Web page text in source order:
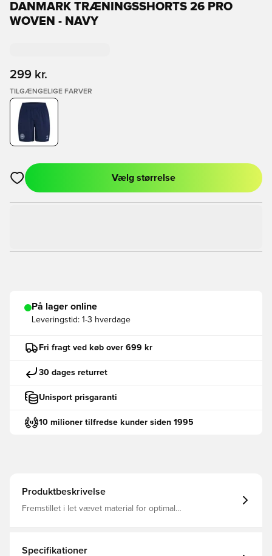
DANMARK TRÆNINGSSHORTS 26 PRO
WOVEN - NAVY
299 kr.
TILGÆNGELIGE FARVER
Åbner en Modal til at logge ind eller tilmelde dig som medlem
Vælg størrelse
På lager online
Leveringstid: 1-3 hverdage
Fri fragt ved køb over 699 kr
30 dages returret
Unisport prisgaranti
10 milioner tilfredse kunder siden 1995
Produktbeskrivelse
Fremstillet i let vævet material for optimal
pasform Fremstillet af: 88% Polyester, 12% Elastane.
Specifikationer